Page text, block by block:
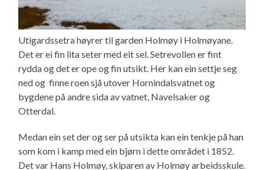
Utigardssetra høyrer til garden Holmøy i Holmøyane.
Det er ei fin lita seter med eit sel. Setrevollen er fint
rydda og det er ope og fin utsikt. Her kan ein settje seg
ned og finne roen sjå utover Hornindalsvatnet og
bygdene på andre sida av vatnet, Navelsaker og
Otterdal.
Medan ein set der og ser på utsikta kan ein tenkje på han
som kom i kamp med ein bjørn i dette området i 1852.
Det var Hans Holmøy, skiparen av Holmøy arbeidsskule.